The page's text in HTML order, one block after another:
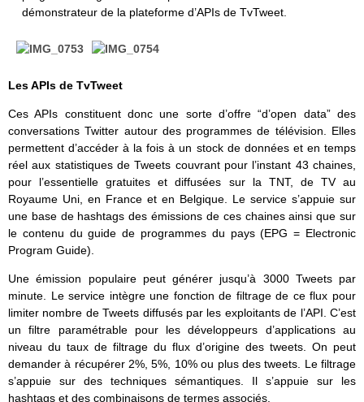
démonstrateur de la plateforme d’APIs de TvTweet.
Les APIs de TvTweet
Ces APIs constituent donc une sorte d’offre “d’open data” des
conversations Twitter autour des programmes de télévision. Elles
permettent d’accéder à la fois à un stock de données et en temps
réel aux statistiques de Tweets couvrant pour l’instant 43 chaines,
pour l’essentielle gratuites et diffusées sur la TNT, de TV au
Royaume Uni, en France et en Belgique. Le service s’appuie sur
une base de hashtags des émissions de ces chaines ainsi que sur
le contenu du guide de programmes du pays (EPG = Electronic
Program Guide).
Une émission populaire peut générer jusqu’à 3000 Tweets par
minute. Le service intègre une fonction de filtrage de ce flux pour
limiter nombre de Tweets diffusés par les exploitants de l’API. C’est
un filtre paramétrable pour les développeurs d’applications au
niveau du taux de filtrage du flux d’origine des tweets. On peut
demander à récupérer 2%, 5%, 10% ou plus des tweets. Le filtrage
s’appuie sur des techniques sémantiques. Il s’appuie sur les
hashtags et des combinaisons de termes associés.